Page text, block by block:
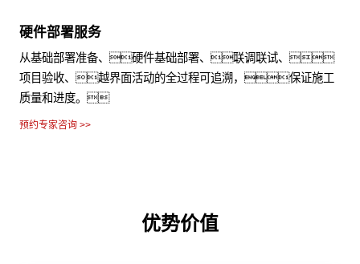
硬件部署服务
从基础部署准备、硬件基础部署、联调联试、
项目验收、越界面活动的全过程可追溯，保证施工
质量和进度。
预约专家咨询 >>
优势价值